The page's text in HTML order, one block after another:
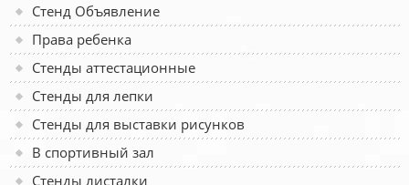
Стенд Объявление
Права ребенка
Стенды аттестационные
Стенды для лепки
Стенды для выставки рисунков
В спортивный зал
Стенды листалки